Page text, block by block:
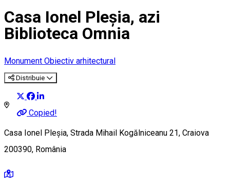
Casa Ionel Pleșia, azi
Biblioteca Omnia
Monument Obiectiv arhitectural
Distribuie
Copied!
Casa Ionel Pleșia, Strada Mihail Kogălniceanu 21, Craiova
200390, România